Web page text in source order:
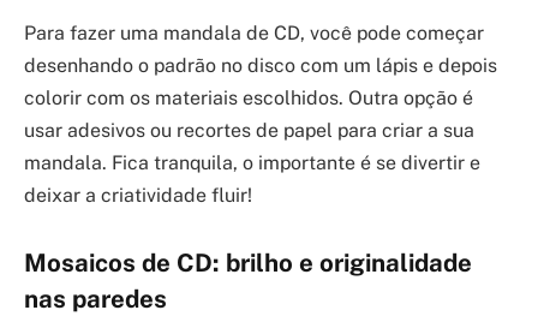
Para fazer uma mandala de CD, você pode começar
desenhando o padrão no disco com um lápis e depois
colorir com os materiais escolhidos. Outra opção é
usar adesivos ou recortes de papel para criar a sua
mandala. Fica tranquila, o importante é se divertir e
deixar a criatividade fluir!
Mosaicos de CD: brilho e originalidade
nas paredes